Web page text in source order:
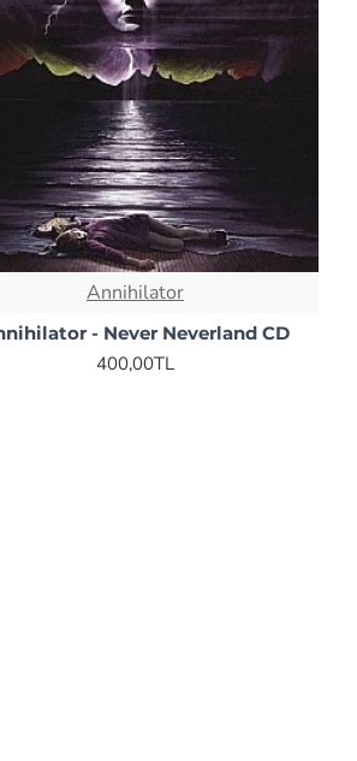
Annihilator
- Never Neverland CD
400,00TL